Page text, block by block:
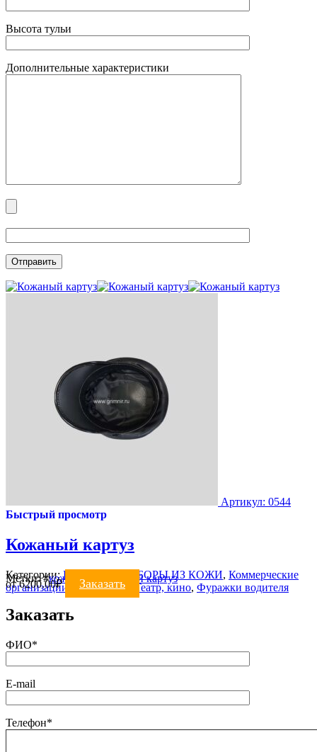
Высота тульи
Дополнительные характеристики
Артикул: 0544
Быстрый просмотр
Кожаный картуз
Категории: ГОЛОВНЫЕ УБОРЫ ИЗ КОЖИ, Коммерческие
организации
ПОДАРКИ Театр, кино, Фуражки водителя
Метки:#кожаные кожаный картуз
от6200.00₽ Заказать
Заказать
ФИО*
E-mail
Телефон*